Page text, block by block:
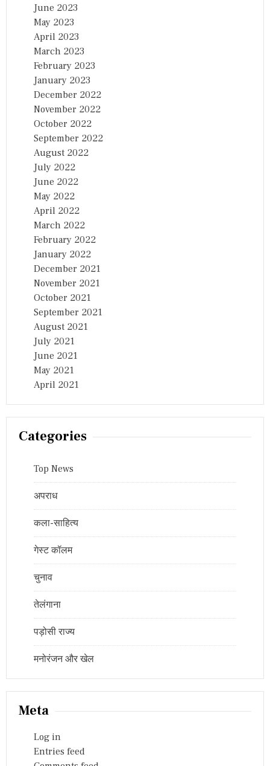
June 2023
May 2023
April 2023
March 2023
February 2023
January 2023
December 2022
November 2022
October 2022
September 2022
August 2022
July 2022
June 2022
May 2022
April 2022
March 2022
February 2022
January 2022
December 2021
November 2021
October 2021
September 2021
August 2021
July 2021
June 2021
May 2021
April 2021
Categories
Top News
अपराध
कला-साहित्य
गेस्ट कॉलम
चुनाव
तेलंगाना
पड़ोसी राज्य
मनोरंजन और खेल
Meta
Log in
Entries feed